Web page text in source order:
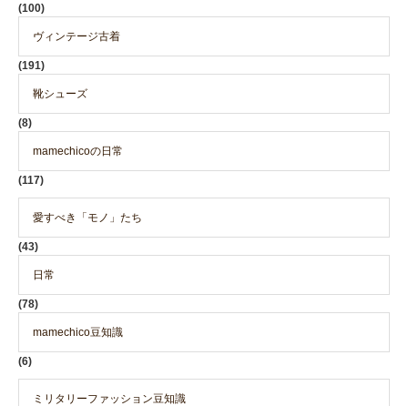
(100)
ヴィンテージ古着
(191)
靴シューズ
(8)
mamechicoの日常
(117)
愛すべき「モノ」たち
(43)
日常
(78)
mamechico豆知識
(6)
ミリタリーファッション豆知識